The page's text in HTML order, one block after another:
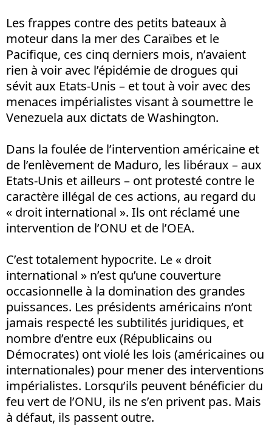
Les frappes contre des petits bateaux à
moteur dans la mer des Caraïbes et le
Pacifique, ces cinq derniers mois, n’avaient
rien à voir avec l’épidémie de drogues qui
sévit aux Etats-Unis – et tout à voir avec des
menaces impérialistes visant à soumettre le
Venezuela aux dictats de Washington.
Dans la foulée de l’intervention américaine et
de l’enlèvement de Maduro, les libéraux – aux
Etats-Unis et ailleurs – ont protesté contre le
caractère illégal de ces actions, au regard du
« droit international ». Ils ont réclamé une
intervention de l’ONU et de l’OEA.
C’est totalement hypocrite. Le « droit
international » n’est qu’une couverture
occasionnelle à la domination des grandes
puissances. Les présidents américains n’ont
jamais respecté les subtilités juridiques, et
nombre d’entre eux (Républicains ou
Démocrates) ont violé les lois (américaines ou
internationales) pour mener des interventions
impérialistes. Lorsqu’ils peuvent bénéficier du
feu vert de l’ONU, ils ne s’en privent pas. Mais
à défaut, ils passent outre.